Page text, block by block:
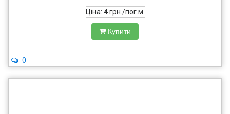
Ціна: 4грн./пог.м.
Купити
0